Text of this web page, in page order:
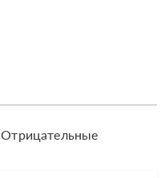
Отрицательные